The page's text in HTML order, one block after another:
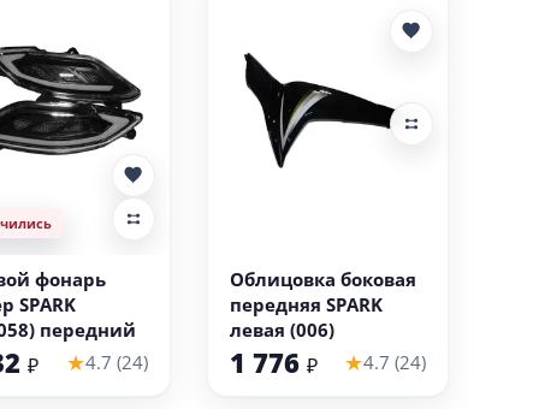
фонарь
SPARK
передний
₽ ★4.7 (24)
Облицовка боковая
передняя SPARK
левая (006)
1 776 ₽ ★4.7 (24)